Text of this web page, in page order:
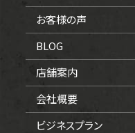
お客様の声
BLOG
店舗案内
会社概要
ビジネスプラン